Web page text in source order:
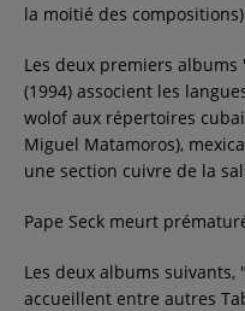
Recherche d'un titre
SE CONNECTER
la moitié des
Les deux premiers albums
(1994) associent les
wolof aux répertoires
Miguel Matamoros),
une section cuivre de la
Pape Seck meurt
Les deux albums suivants,
accueillent entre autres